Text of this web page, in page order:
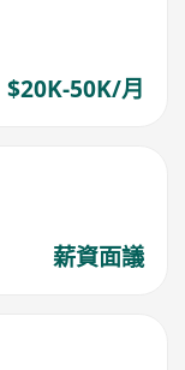
$20K-50K/月
薪資面議